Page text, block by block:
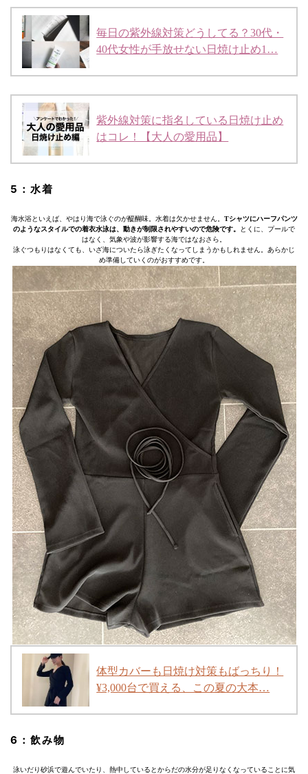
毎日の紫外線対策どうしてる？30代・
40代女性が手放せない日焼け止め1…
紫外線対策に指名している日焼け止め
はコレ！【大人の愛用品】
5：水着
海水浴といえば、やはり海で泳ぐのが醍醐味。水着は欠かせません。 Tシャツにハーフパンツ
のようなスタイルでの着衣水泳は、動きが制限されやすいので危険です。
とくに、プールで
はなく、気象や波が影響する海ではなおさら。
泳ぐつもりはなくても、いざ海についたら泳ぎたくなってしまうかもしれません。あらかじ
め準備していくのがおすすめです。
体型カバーも日焼け対策もばっちり！
¥3,000台で買える、この夏の大本…
6：飲み物
泳いだり砂浜で遊んでいたり、熱中しているとからだの水分が足りなくなっていることに気